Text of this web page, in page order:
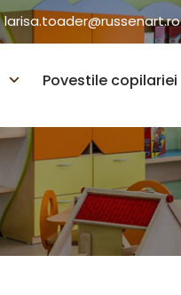
larisa.toader@russenart.ro
Povestile copilariei